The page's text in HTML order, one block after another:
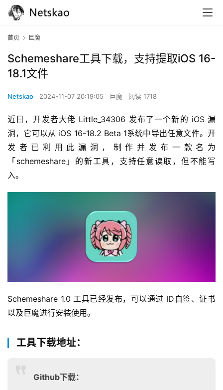
首页 巨魔
Schemeshare工具下载，支持提取iOS 16-
18.1文件
Netskao 2024-11-07 20:19:05 巨魔 阅读 1718
近日，开发者大佬 Little_34306 发布了一个新的 iOS 漏
洞，它可以从 iOS 16-18.2 Beta 1系统中导出任意文件。开
发者已利用此漏洞，制作并发布一款名为
「schemeshare」的新工具，支持任意读取，但不能写
入。
Schemeshare 1.0 工具已经发布，可以通过 ID自签、证书
以及巨魔进行安装使用。
工具下载地址：
Github下载：